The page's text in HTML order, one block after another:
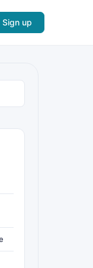
Sign up